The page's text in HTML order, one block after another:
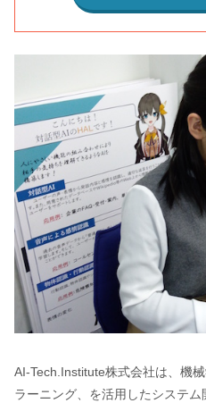
AI-Tech.Institute株式会社は、機
ラーニング、を活用したシステム